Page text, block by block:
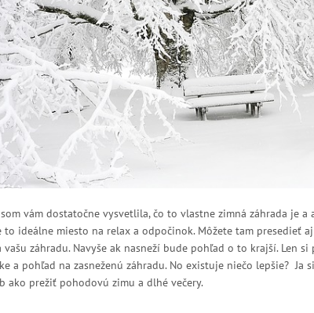
som vám dostatočne vysvetlila, čo to vlastne zimná záhrada je
to ideálne miesto na relax a odpočinok. Môžete tam presedieť
vašu záhradu. Navyše ak nasneží bude pohľad o to krajší. Len
a pohľad na zasneženú záhradu. No existuje niečo lepšie? Ja
ako prežiť pohodovú zimu a dlhé večery.